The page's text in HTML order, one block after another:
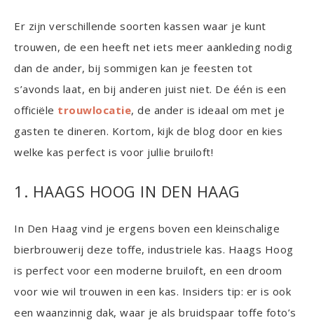
Er zijn verschillende soorten kassen waar je kunt
trouwen, de een heeft net iets meer aankleding nodig
dan de ander, bij sommigen kan je feesten tot
s’avonds laat, en bij anderen juist niet. De één is een
officiële trouwlocatie, de ander is ideaal om met je
gasten te dineren. Kortom, kijk de blog door en kies
welke kas perfect is voor jullie bruiloft!
1. HAAGS HOOG IN DEN HAAG
In Den Haag vind je ergens boven een kleinschalige
bierbrouwerij deze toffe, industriele kas. Haags Hoog
is perfect voor een moderne bruiloft, en een droom
voor wie wil trouwen in een kas. Insiders tip: er is ook
een waanzinnig dak, waar je als bruidspaar toffe foto’s